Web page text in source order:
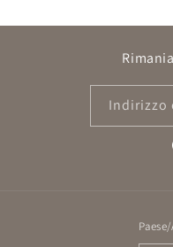
Indirizzo